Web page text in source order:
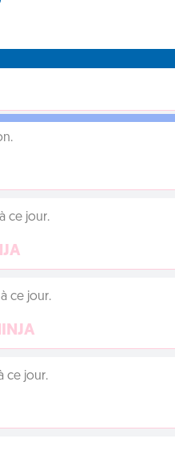
ce jour.
ce jour.
ce jour.